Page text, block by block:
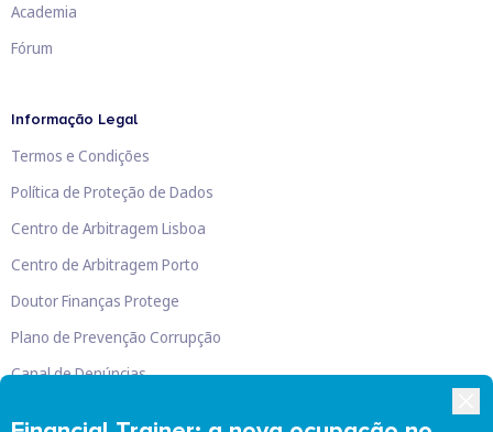
Academia
Fórum
Informação Legal
Termos e Condições
Política de Proteção de Dados
Centro de Arbitragem Lisboa
Centro de Arbitragem Porto
Doutor Finanças Protege
Plano de Prevenção Corrupção
Canal de Denúncias